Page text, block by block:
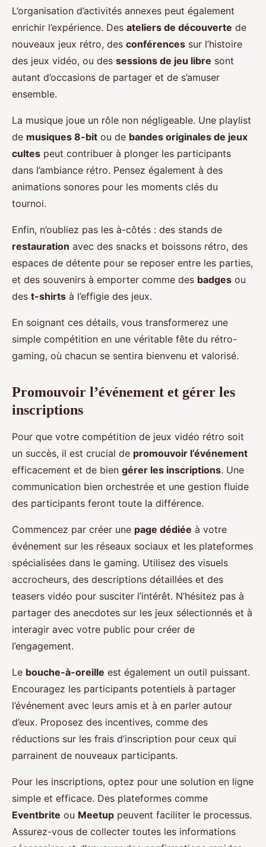
L’organisation d’activités annexes peut également
enrichir l’expérience. Des ateliers de découverte de
nouveaux jeux rétro, des conférences sur l’histoire
des jeux vidéo, ou des sessions de jeu libre sont
autant d’occasions de partager et de s’amuser
ensemble.
La musique joue un rôle non négligeable. Une playlist
de musiques 8-bit ou de bandes originales de jeux
cultes peut contribuer à plonger les participants
dans l’ambiance rétro. Pensez également à des
animations sonores pour les moments clés du
tournoi.
Enfin, n’oubliez pas les à-côtés : des stands de
restauration avec des snacks et boissons rétro, des
espaces de détente pour se reposer entre les parties,
et des souvenirs à emporter comme des badges ou
des t-shirts à l’effigie des jeux.
En soignant ces détails, vous transformerez une
simple compétition en une véritable fête du rétro-
gaming, où chacun se sentira bienvenu et valorisé.
Promouvoir l’événement et gérer les
inscriptions
Pour que votre compétition de jeux vidéo rétro soit
un succès, il est crucial de promouvoir l’événement
efficacement et de bien gérer les inscriptions. Une
communication bien orchestrée et une gestion fluide
des participants feront toute la différence.
Commencez par créer une page dédiée à votre
événement sur les réseaux sociaux et les plateformes
spécialisées dans le gaming. Utilisez des visuels
accrocheurs, des descriptions détaillées et des
teasers vidéo pour susciter l’intérêt. N’hésitez pas à
partager des anecdotes sur les jeux sélectionnés et à
interagir avec votre public pour créer de
l’engagement.
Le bouche-à-oreille est également un outil puissant.
Encouragez les participants potentiels à partager
l’événement avec leurs amis et à en parler autour
d’eux. Proposez des incentives, comme des
réductions sur les frais d’inscription pour ceux qui
parrainent de nouveaux participants.
Pour les inscriptions, optez pour une solution en ligne
simple et efficace. Des plateformes comme
Eventbrite ou Meetup peuvent faciliter le processus.
Assurez-vous de collecter toutes les informations